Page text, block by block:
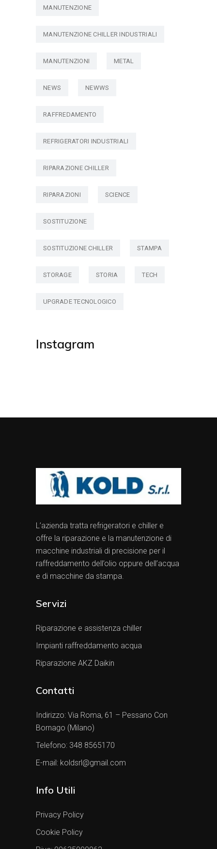
MANUTENZIONE
MANUTENZIONE CHILLER INDUSTRIALI
MANUTENZIONI METAL
NEWS NEWWS
RAFFREDAMENTO
REFRIGERATORI INDUSTRIALI
RIPARAZIONE CHILLER
RIPARAZIONI SCIENCE
SOSTITUZIONE
SOSTITUZIONE CHILLER STAMPA
STORAGE STORIA TECH
UPGRADE TECNOLOGICO
Instagram
L’azienda tratta refrigeratori e chiller e
offre la riparazione e la manutenzione di
macchine industriali di precisione per il
raffreddamento dell’olio oppure dell’acqua
e di macchine da stampa.
Servizi
Riparazione e assistenza chiller
Impianti raffreddamento acqua
Riparazione AKZ Daikin
Contatti
Indirizzo: Via Roma, 61 – Pessano Con
Bornago (Milano)
Telefono: 348 8565170
E-mail: koldsrl@gmail.com
Info Utili
Privacy Policy
Cookie Policy